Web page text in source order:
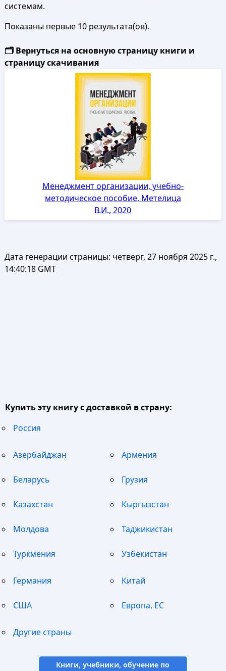
системам.
Показаны первые 10 результата(ов).
🗂️ Вернуться на основную страницу книги и
страницу скачивания
Менеджмент организации, учебно-
методическое пособие, Метелица
В.И., 2020
Дата генерации страницы: четверг, 27 ноября 2025 г.,
14:40:18 GMT
Купить эту книгу с доставкой в страну:
Россия
Азербайджан Армения
Беларусь Грузия
Казахстан Кыргызстан
Молдова Таджикистан
Туркмения Узбекистан
Германия Китай
США Европа, ЕС
Другие страны
Книги, учебники, обучение по